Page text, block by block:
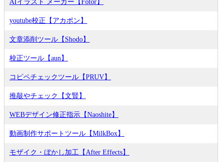
AIイラスト メーカー【Fotor】
youtube校正【アカポン】
文章添削ツール【Shodo】
校正ツール【aun】
コピペチェックツール【PRUV】
推敲やチェック【文賢】
WEBデザイン修正指示【Naoshite】
動画制作サポートツール【MilkBox】
モザイク・ぼかし加工【After Effects】